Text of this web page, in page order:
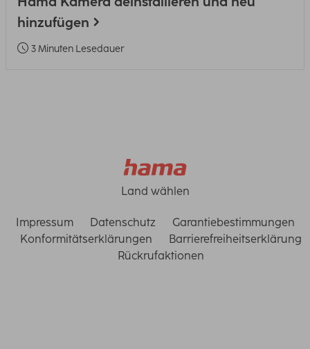
hinzufügen
3 Minuten Lesedauer
Land wählen
Impressum Datenschutz
Garantiebestimmungen
Konformitätserklärungen
Barrierefreiheitserklärung
Rückrufaktionen